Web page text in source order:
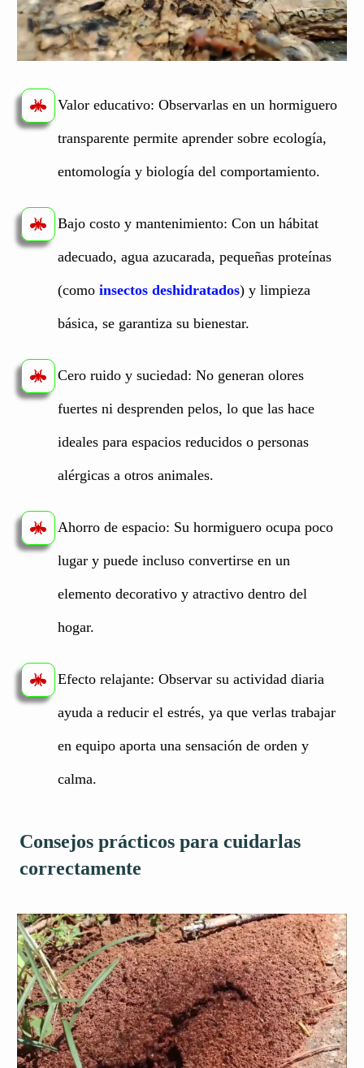
Valor educativo: Observarlas en un hormiguero
transparente permite aprender sobre ecología,
entomología y biología del comportamiento.
Bajo costo y mantenimiento: Con un hábitat
adecuado, agua azucarada, pequeñas proteínas
(como insectos deshidratados) y limpieza
básica, se garantiza su bienestar.
Cero ruido y suciedad: No generan olores
fuertes ni desprenden pelos, lo que las hace
ideales para espacios reducidos o personas
alérgicas a otros animales.
Ahorro de espacio: Su hormiguero ocupa poco
lugar y puede incluso convertirse en un
elemento decorativo y atractivo dentro del
hogar.
Efecto relajante: Observar su actividad diaria
ayuda a reducir el estrés, ya que verlas trabajar
en equipo aporta una sensación de orden y
calma.
Consejos prácticos para cuidarlas
correctamente